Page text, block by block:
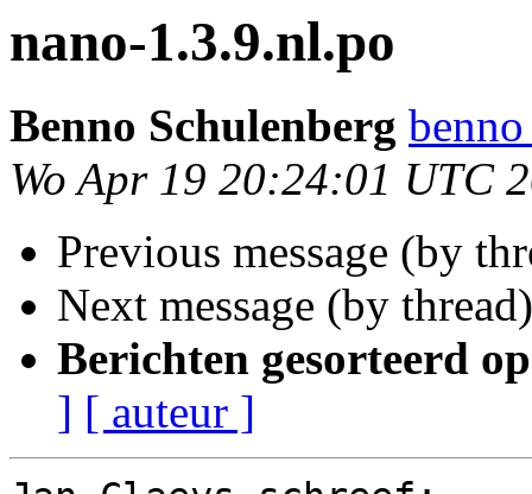
nano-1.3.9.nl.po
Benno Schulenberg
Wo Apr 19 20:24:01 UTC
Previous message (by
Next message (by
Berichten gesorteerd
] [ auteur ]